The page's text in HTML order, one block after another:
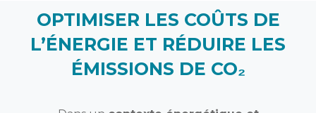
OPTIMISER LES COÛTS DE
L’ÉNERGIE ET RÉDUIRE LES
ÉMISSIONS DE CO₂